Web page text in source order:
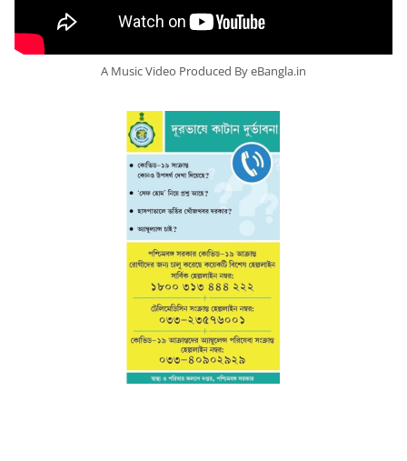
A Music Video Produced By eBangla.in